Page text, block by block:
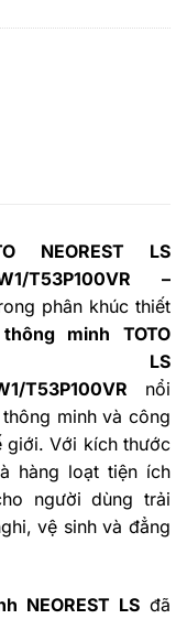
NEOREST LS
T53P100VR –
phân khúc thiết
minh TOTO
LS
T53P100VR nổi
minh và công
giới. Với kích thước
hàng loạt tiện ích
người dùng trải
vệ sinh và đẳng
NEOREST LS đã